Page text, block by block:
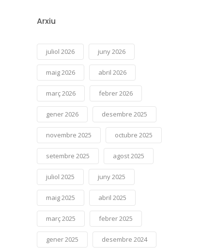
Arxiu
juliol 2026 juny 2026
maig 2026 abril 2026
març 2026 febrer 2026
gener 2026 desembre 2025
novembre 2025 octubre 2025
setembre 2025 agost 2025
juliol 2025 juny 2025
maig 2025 abril 2025
març 2025 febrer 2025
gener 2025 desembre 2024